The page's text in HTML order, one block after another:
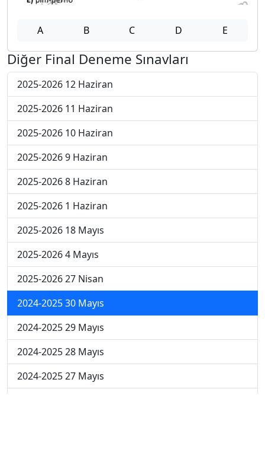
A B C D E
Diğer Final Deneme Sınavları
2025-2026 12 Haziran
2025-2026 11 Haziran
2025-2026 10 Haziran
2025-2026 9 Haziran
2025-2026 8 Haziran
2025-2026 1 Haziran
2025-2026 18 Mayıs
2025-2026 4 Mayıs
2025-2026 27 Nisan
2024-2025 30 Mayıs
2024-2025 29 Mayıs
2024-2025 28 Mayıs
2024-2025 27 Mayıs